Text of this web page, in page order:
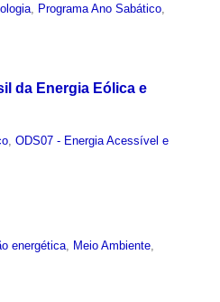
Programa Ano Sabático
da Energia Eólica e
,ODS07 - Energia Acessível e
energética Meio Ambiente